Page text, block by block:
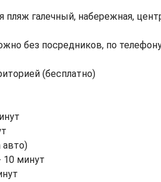
пляж галечный, набережная,
без посредников, по
(бесплатно)
авто)
10 минут